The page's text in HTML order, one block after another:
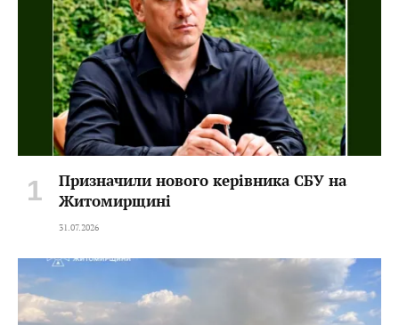
Призначили нового керівника СБУ на
Житомирщині
31.07.2026